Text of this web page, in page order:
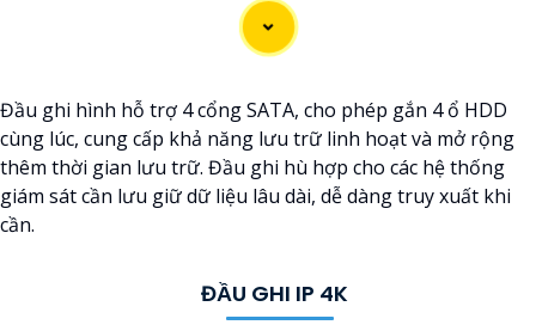
Đầu ghi hình hỗ trợ 4 cổng SATA, cho phép gắn 4 ổ HDD
cùng lúc, cung cấp khả năng lưu trữ linh hoạt và mở rộng
thêm thời gian lưu trữ. Đầu ghi hù hợp cho các hệ thống
giám sát cần lưu giữ dữ liệu lâu dài, dễ dàng truy xuất khi
cần.
ĐẦU GHI IP 4K